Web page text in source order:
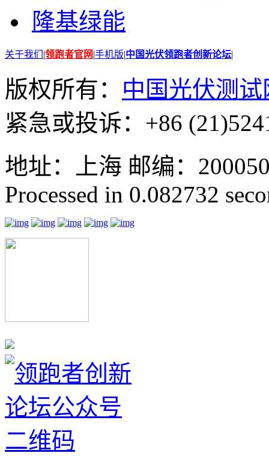
隆基绿能
关于我们 |领跑者官网|手机版|中国光伏领跑者创新论坛|
版权所有： 中国光伏测试
紧急或投诉：+86
地址：上海 邮编：
Processed in 0.082732